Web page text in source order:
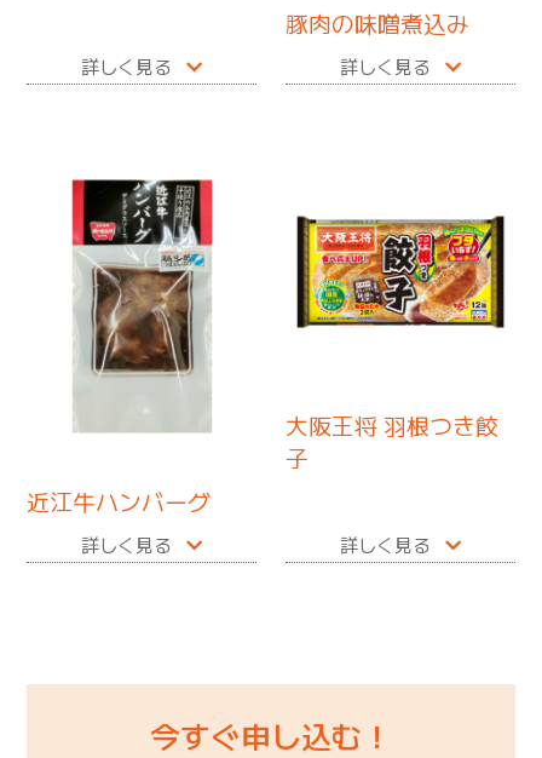
詳しく見る
豚肉の味噌煮込み
詳しく見る
近江牛ハンバーグ
詳しく見る
大阪王将 羽根つき餃
子
詳しく見る
今すぐ申し込む！